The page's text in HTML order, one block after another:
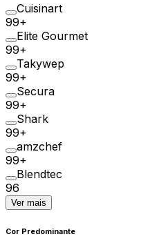
Cuisinart
99+
Elite Gourmet
99+
Takywep
99+
Secura
99+
Shark
99+
amzchef
99+
Blendtec
96
Ver mais
Cor Predominante